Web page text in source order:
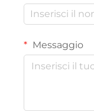
Messaggio